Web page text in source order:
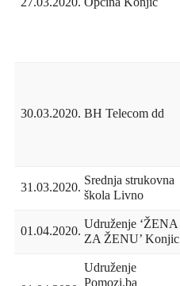
30.03.2020. BH Telecom dd
31.03.2020. Srednja strukovna
škola Livno
01.04.2020. Udruženje ‘ŽENA
ZA ŽENU’ Konjic
Udruženje
Pomozi.ba